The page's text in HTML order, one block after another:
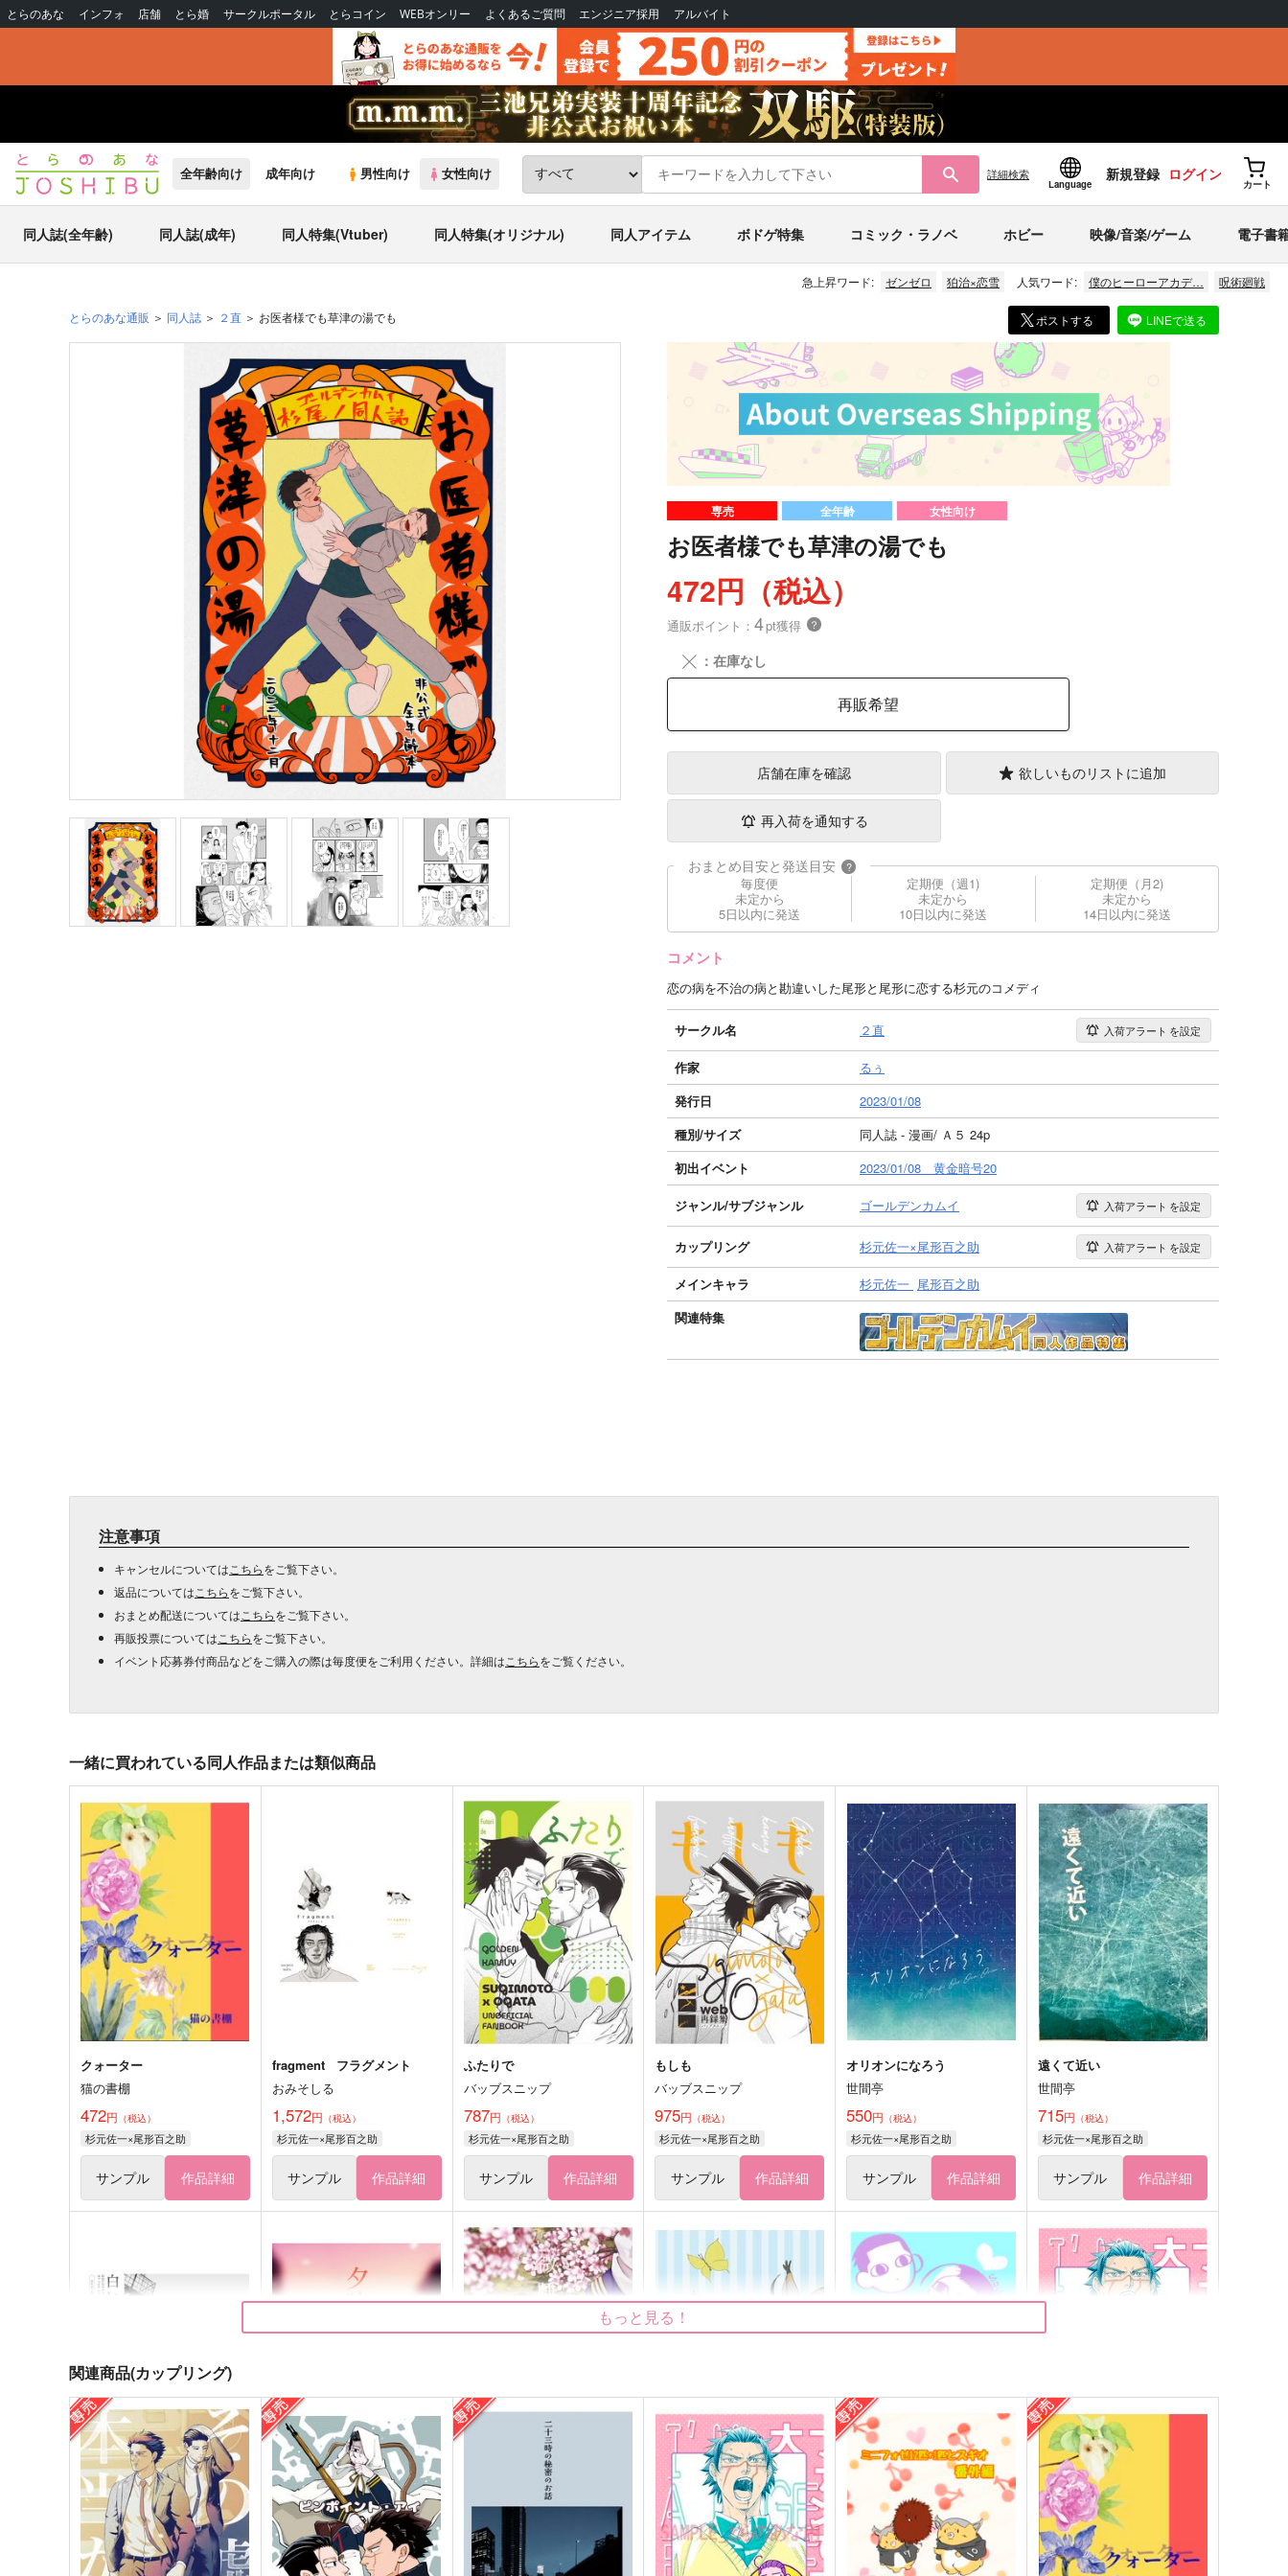
とらのあな インフォ 店舗 とら婚 サークルポータル とらコイン WEBオンリー よくあるご質問 エンジニア採用 アルバイト
全年齢向け 成年向け 男性向け 女性向け 詳細検索
Language
新規登録 ログイン
カート
同人誌(全年齢) 同人誌(成年) 同人特集(Vtuber) 同人特集(オリジナル) 同人アイテム ボドゲ特集 コミック・ラノベ ホビー 映像/音楽/ゲーム 電子書
急上昇ワード: ゼンゼロ 狛治×恋雪 人気ワード: 僕のヒーローアカデ… 呪術廻戦
とらのあな通販 同人誌 ２直 お医者様でも草津の湯でも ポストする LINEで送る
専売 全年齢 女性向け
お医者様でも草津の湯でも
472円（税込）
通販ポイント： 4pt獲得 ？
╳ ：在庫なし
再販希望
店舗在庫を確認 欲しいものリストに追加
再入荷を通知する
おまとめ目安と発送目安 ?
毎度便
未定から
5日以内に発送
定期便（週1)
未定から
10日以内に発送
定期便（月2)
未定から
14日以内に発送
コメント
恋の病を不治の病と勘違いした尾形と尾形に恋する杉元のコメディ
サークル名 ２直 入荷アラート を設定
作家
るぅ
発行日
2023/01/08
種別/サイズ
同人誌 - 漫画/ Ａ５ 24p
初出イベント
2023/01/08 黄金暗号20
ジャンル/サブジャンル ゴールデンカムイ 入荷アラート を設定
カップリング 杉元佐一×尾形百之助 入荷アラート を設定
メインキャラ 杉元佐一 尾形百之助
関連特集
注意事項
キャンセルについては こちらをご覧下さい。
返品については こちらをご覧下さい。
おまとめ配送については こちらをご覧下さい。
再販投票については こちらをご覧下さい。
イベント応募券付商品などをご購入の際は毎度便をご利用ください。詳細は こちらをご覧ください。
一緒に買われている同人作品または類似商品
クォーター
猫の書棚
472円 （税込）
杉元佐一×尾形百之助
サンプル 作品詳細
fragment フラグメント
おみそしる
1,572円 （税込）
杉元佐一×尾形百之助
サンプル 作品詳細
ふたりで
バッブスニップ
787円 （税込）
杉元佐一×尾形百之助
サンプル 作品詳細
もしも
バッブスニップ
975円 （税込）
杉元佐一×尾形百之助
サンプル 作品詳細
オリオンになろう
世間亭
550円 （税込）
杉元佐一×尾形百之助
サンプル 作品詳細
遠くて近い
世間亭
715円 （税込）
杉元佐一×尾形百之助
サンプル 作品詳細
白い夜
ＭＥＳＡ
629円（税込）
杉元佐一×尾形百之助
夕映えの輪郭
もち米
472円（税込）
杉元佐一×尾形百之助
柑橘類
220円 （税込）
杉元佐一×尾形百之助
なつのともだち
Clo*Reco
990円（税込）
杉元佐一×尾形百之助
おひげかわいいね。
ぽんぢる
582円（税込）
杉元佐一×尾形百之助
大ファンです！
Cis-ツィス-
944円（税込）
杉元佐一×尾形百之助
もっと見る！
関連商品(カップリング)